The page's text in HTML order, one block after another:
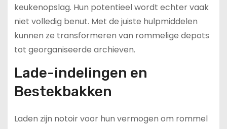
keukenopslag. Hun potentieel wordt echter vaak
niet volledig benut. Met de juiste hulpmiddelen
kunnen ze transformeren van rommelige depots
tot georganiseerde archieven.
Lade-indelingen en
Bestekbakken
Laden zijn notoir voor hun vermogen om rommel